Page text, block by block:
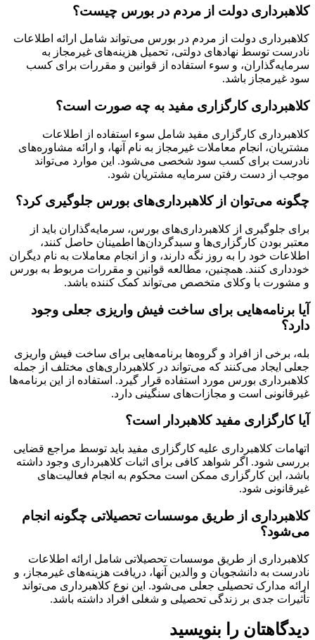
کلاهبرداری دولت از مردم در بورس چیست؟
کلاهبرداری دولت از مردم در بورس می‌تواند شامل ارائه اطلاعات
نادرست توسط نهادهای دولتی، تحمیل هزینه‌های غیرمجاز به
سرمایه‌گذاران، و سوء استفاده از قوانین و مقررات برای کسب
سود غیرمجاز باشد.
کلاهبرداری کارگزاری مفید به چه صورت است؟
کلاهبرداری کارگزاری مفید شامل سوء استفاده از اطلاعات
مشتریان، انجام معاملات غیرمجاز به نام آنها، و ارائه مشاوره‌های
نادرست برای کسب سود شخصی می‌شود. این موارد می‌تواند
موجب از دست رفتن سرمایه مشتریان شود.
چگونه می‌توان از کلاهبرداری‌های بورس جلوگیری کرد؟
برای جلوگیری از کلاهبرداری‌های بورس، سرمایه‌گذاران باید از
معتبر بودن کارگزاری‌ها و سبدگردان‌ها اطمینان حاصل کنند،
اطلاعات خود را به روز نگه دارند، و از انجام معاملات به نام دیگران
خودداری کنند. همچنین، مطالعه قوانین و مقررات مربوط به بورس
و مشورت با وکلای متخصص می‌تواند کمک کننده باشد.
آیا برنامه‌هایی برای ساخت فیش واریزی جعلی وجود
دارد؟
بله، برخی از افراد و گروه‌ها برنامه‌هایی برای ساخت فیش واریزی
جعلی ایجاد می‌کنند که می‌تواند در کلاهبرداری‌های مختلف از جمله
کلاهبرداری بورس مورد استفاده قرار گیرد. استفاده از این برنامه‌ها
غیرقانونی است و مجازات‌های سنگینی دارد.
آیا کارگزاری مفید کلاهبردار است؟
اتهامات کلاهبرداری علیه کارگزاری مفید باید توسط مراجع قضایی
بررسی شود. اگر شواهد کافی برای اثبات کلاهبرداری وجود داشته
باشد، این کارگزاری ممکن است محکوم به انجام فعالیت‌های
غیرقانونی شود.
کلاهبرداری از طریق موسسات تحصیلاتی چگونه انجام
می‌شود؟
کلاهبرداری از طریق موسسات تحصیلاتی شامل ارائه اطلاعات
نادرست به دانشجویان و والدین آنها، دریافت هزینه‌های غیرمجاز، و
ارائه مدارک تحصیلی جعلی می‌شود. این نوع کلاهبرداری می‌تواند
تأثیرات جدی بر زندگی تحصیلی و شغلی افراد داشته باشد.
دیدگاهتان را بنویسید